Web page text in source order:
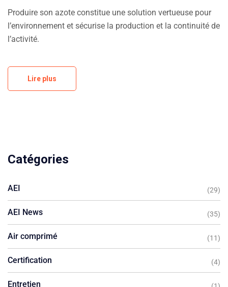
Produire son azote constitue une solution vertueuse pour
l’environnement et sécurise la production et la continuité de
l’activité.
Lire plus
Catégories
AEI (29)
AEI News (35)
Air comprimé (11)
Certification (4)
Entretien